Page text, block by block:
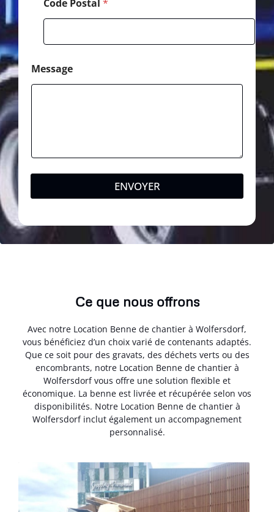
Code Postal *
Message
ENVOYER
Ce que nous offrons
Avec notre Location Benne de chantier à Wolfersdorf,
vous bénéficiez d’un choix varié de contenants adaptés.
Que ce soit pour des gravats, des déchets verts ou des
encombrants, notre Location Benne de chantier à
Wolfersdorf vous offre une solution flexible et
économique. La benne est livrée et récupérée selon vos
disponibilités. Notre Location Benne de chantier à
Wolfersdorf inclut également un accompagnement
personnalisé.